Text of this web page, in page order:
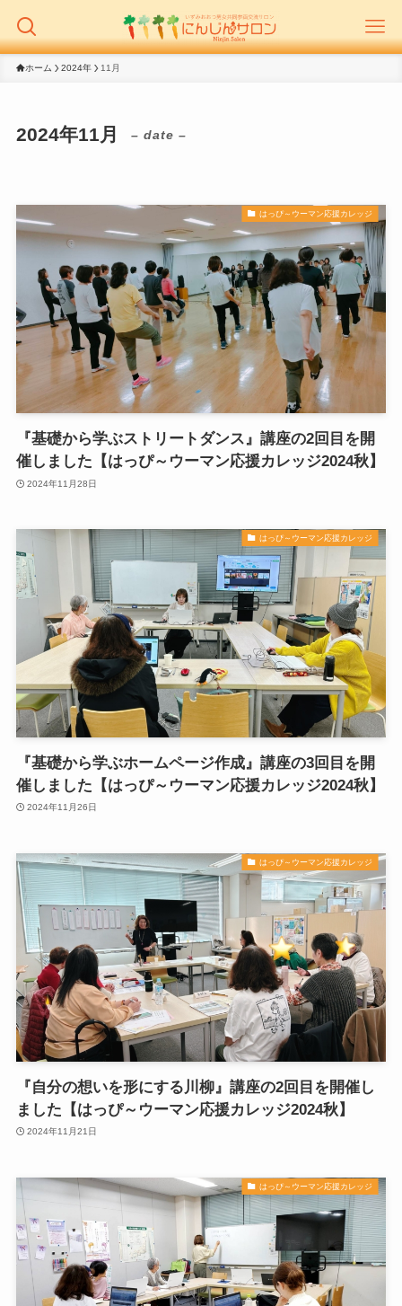
ホーム 2024年 11月
2024年11月 – date –
はっぴ～ウーマン応援カレッジ
『基礎から学ぶストリートダンス』講座の2回目を開
催しました【はっぴ～ウーマン応援カレッジ2024秋】
2024年11月28日
はっぴ～ウーマン応援カレッジ
『基礎から学ぶホームページ作成』講座の3回目を開
催しました【はっぴ～ウーマン応援カレッジ2024秋】
2024年11月26日
はっぴ～ウーマン応援カレッジ
『自分の想いを形にする川柳』講座の2回目を開催し
ました【はっぴ～ウーマン応援カレッジ2024秋】
2024年11月21日
はっぴ～ウーマン応援カレッジ